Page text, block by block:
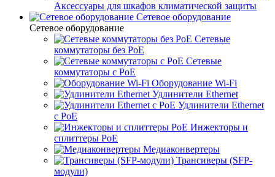
Аксессуары для шкафов климатической защиты
Сетевое оборудование
Сетевое оборудование
Сетевые
коммутаторы без PoE
Сетевые
коммутаторы с PoE
Оборудование Wi-Fi
Удлинители Ethernet
Удлинители Ethernet
с PoE
Инжекторы и
сплиттеры PoE
Медиаконвертеры
Трансиверы (SFP-
модули)